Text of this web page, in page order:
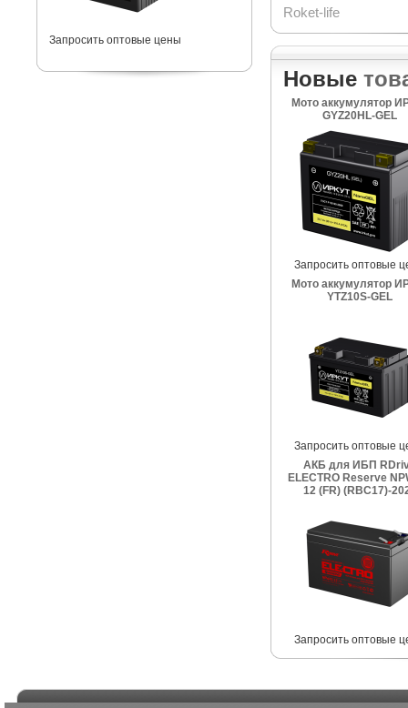
Запросить оптовые цены
Roket-life
Новые
Мото аккумулятор
GYZ20HL-GEL
Запросить оптовые
Мото аккумулятор
YTZ10S-GEL
Запросить оптовые
АКБ для ИБП
ELECTRO Reserve
12 (FR) (RBC17)-
Запросить оптовые